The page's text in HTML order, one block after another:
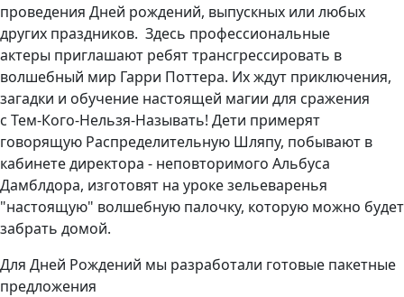
проведения Дней рождений, выпускных или любых
других праздников. Здесь профессиональные
актеры приглашают ребят трансгрессировать в
волшебный мир Гарри Поттера. Их ждут приключения,
загадки и обучение настоящей магии для сражения
с Тем-Кого-Нельзя-Называть! Дети примерят
говорящую Распределительную Шляпу, побывают в
кабинете директора - неповторимого Альбуса
Дамблдора, изготовят на уроке зельеваренья
"настоящую" волшебную палочку, которую можно будет
забрать домой.
Для Дней Рождений мы разработали готовые пакетные
предложения